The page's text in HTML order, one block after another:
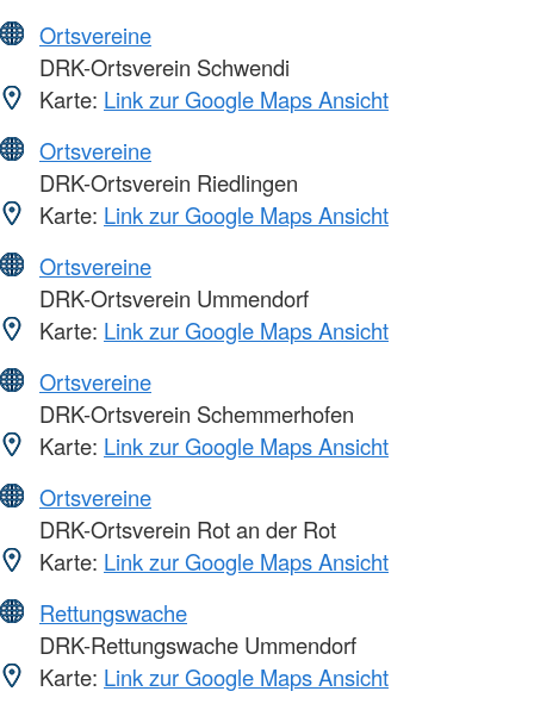
Ortsvereine
DRK-Ortsverein Schwendi
Karte: Link zur Google Maps Ansicht
Ortsvereine
DRK-Ortsverein Riedlingen
Karte: Link zur Google Maps Ansicht
Ortsvereine
DRK-Ortsverein Ummendorf
Karte: Link zur Google Maps Ansicht
Ortsvereine
DRK-Ortsverein Schemmerhofen
Karte: Link zur Google Maps Ansicht
Ortsvereine
DRK-Ortsverein Rot an der Rot
Karte: Link zur Google Maps Ansicht
Rettungswache
DRK-Rettungswache Ummendorf
Karte: Link zur Google Maps Ansicht